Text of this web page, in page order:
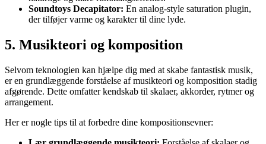
Soundtoys Decapitator: En analog-style saturation plugin,
der tilføjer varme og karakter til dine lyde.
5. Musikteori og komposition
Selvom teknologien kan hjælpe dig med at skabe fantastisk musik,
er en grundlæggende forståelse af musikteori og komposition stadig
afgørende. Dette omfatter kendskab til skalaer, akkorder, rytmer og
arrangement.
Her er nogle tips til at forbedre dine kompositionsevner: